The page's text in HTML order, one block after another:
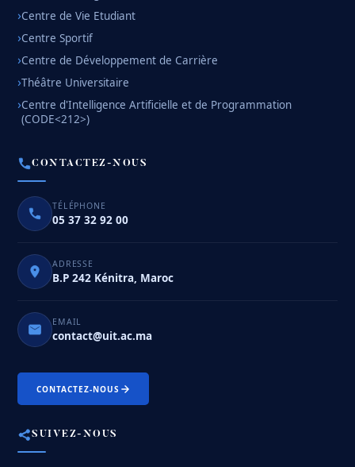
Centre de Vie Etudiant
Centre Sportif
Centre de Développement de Carrière
Théâtre Universitaire
Centre d'Intelligence Artificielle et de Programmation
(CODE<212>)
CONTACTEZ-NOUS
TÉLÉPHONE
05 37 32 92 00
ADRESSE
B.P 242 Kénitra, Maroc
EMAIL
contact@uit.ac.ma
CONTACTEZ-NOUS
SUIVEZ-NOUS